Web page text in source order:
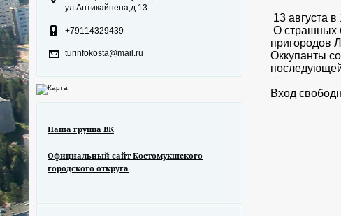
ул.Антикайнена,д.13
+79114329439
turinfokosta@mail.ru
Наша группа ВК
Официальный сайт Костомукшского
городского откруга
13 августа
О страшных
пригородов
Оккупанты
Вход